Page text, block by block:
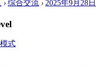
› 综合交流 › 2025年9月28
式